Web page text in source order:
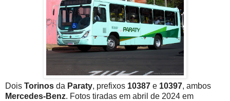
Dois Torinos da Paraty, prefixos 10387 e 10397, ambos
Mercedes-Benz. Fotos tiradas em abril de 2024 em